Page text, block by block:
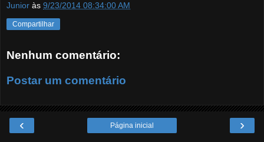
Junior às 9/23/2014 08:34:00 AM
Compartilhar
Nenhum comentário:
Postar um comentário
‹ ›
Página inicial